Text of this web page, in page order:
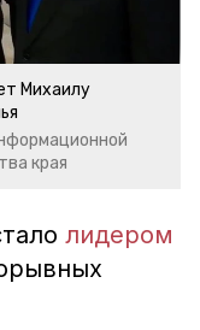
Михаилу
края
лидером